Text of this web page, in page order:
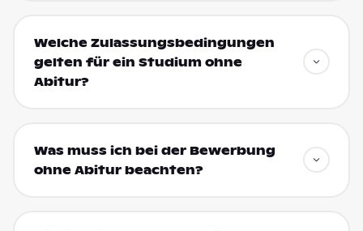
Welche Zulassungsbedingungen
gelten für ein Studium ohne
Abitur?
Was muss ich bei der Bewerbung
ohne Abitur beachten?